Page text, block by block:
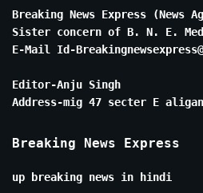
Breaking News Express (News
Sister concern of B. N. E.
E-Mail Id-
Editor-Anju Singh
Address-mig 47 secter E
Breaking News Express
up breaking news in hindi